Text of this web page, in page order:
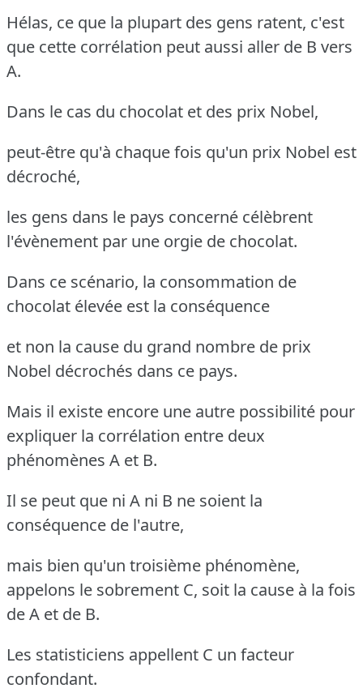
Hélas, ce que la plupart des gens ratent, c'est
que cette corrélation peut aussi aller de B vers
A.
Dans le cas du chocolat et des prix Nobel,
peut-être qu'à chaque fois qu'un prix Nobel est
décroché,
les gens dans le pays concerné célèbrent
l'évènement par une orgie de chocolat.
Dans ce scénario, la consommation de
chocolat élevée est la conséquence
et non la cause du grand nombre de prix
Nobel décrochés dans ce pays.
Mais il existe encore une autre possibilité pour
expliquer la corrélation entre deux
phénomènes A et B.
Il se peut que ni A ni B ne soient la
conséquence de l'autre,
mais bien qu'un troisième phénomène,
appelons le sobrement C, soit la cause à la fois
de A et de B.
Les statisticiens appellent C un facteur
confondant.